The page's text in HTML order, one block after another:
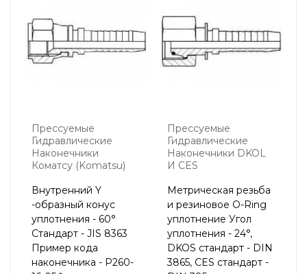
Прессуемые
Гидравлические
Наконечники
Коматсу (Komatsu)
Внутренний Y
-образный конус
уплотнения - 60°
Стандарт - JIS 8363
Пример кода
наконечника - P260-
Преcсуемые
Гидравлические
Наконечники DKOL
И CES
Метрическая резьба
и резиновое О-Ring
уплотнение Угол
уплотнения - 24°,
DKOS стандарт - DIN
3865, CES стандарт -